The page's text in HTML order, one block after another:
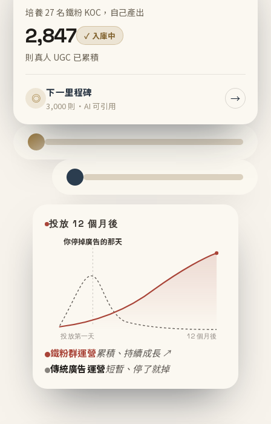
培養 27 名鐵粉 KOC，自己產出
2,847 ✓ 入庫中
則真人 UGC 已累積
◎ 下一里程碑
3,000 則・AI 可引用
→
投放 12 個月後
你停掉廣告的那天
投放第一天 12 個月後
鐵粉群運營累積、持續成長 ↗
傳統廣告運營短暫、停了就掉